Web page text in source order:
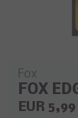
Fox
FOX
EUR 5,99